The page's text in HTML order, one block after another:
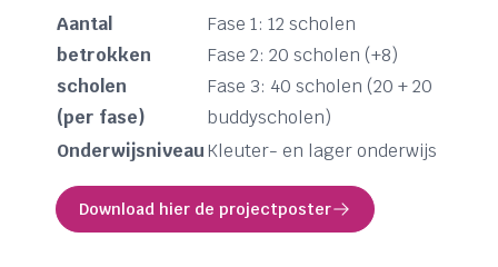
Aantal
betrokken
scholen
(per fase)
Fase 1: 12 scholen
Fase 2: 20 scholen (+8)
Fase 3: 40 scholen (20 + 20
buddyscholen)
OnderwijsniveauKleuter- en lager onderwijs
Download hier de projectposter